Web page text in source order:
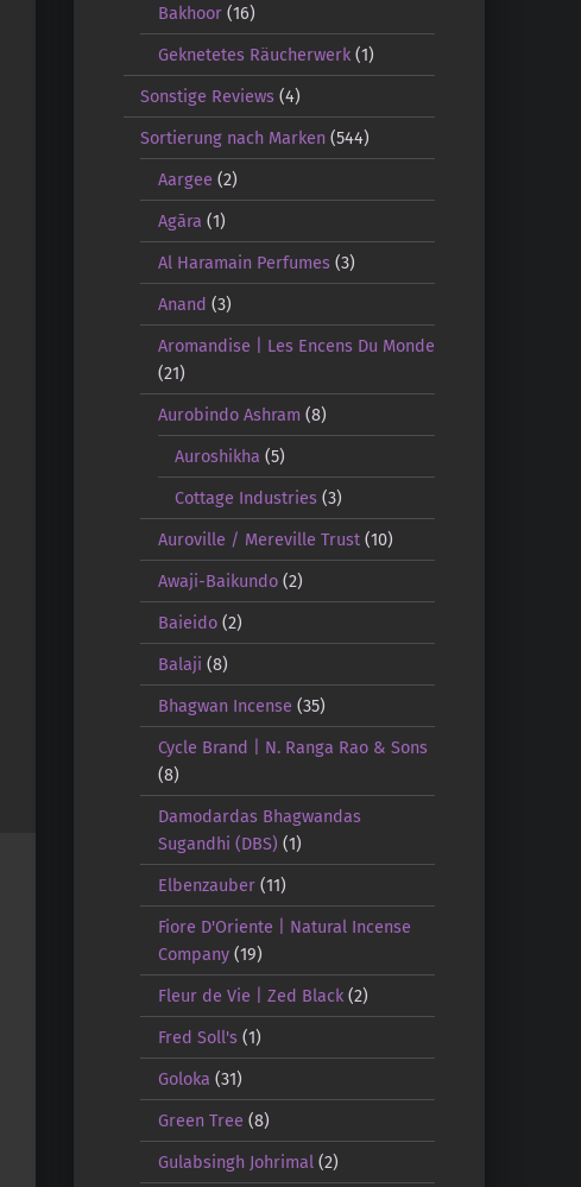
Bakhoor(16)
Geknetetes Räucherwerk(1)
Sonstige Reviews (4)
Sortierung nach Marken (544)
Aargee (2)
Agāra (1)
Al Haramain Perfumes(3)
Anand (3)
Aromandise | Les Encens Du Monde
(21)
Aurobindo Ashram (8)
Auroshikha (5)
Cottage Industries (3)
Auroville / Mereville Trust(10)
Awaji-Baikundo(2)
Baieido(2)
Balaji (8)
Bhagwan Incense (35)
Cycle Brand | N. Ranga Rao & Sons
(8)
Damodardas Bhagwandas
Sugandhi (DBS) (1)
Elbenzauber(11)
Fiore D'Oriente | Natural Incense
Company(19)
Fleur de Vie | Zed Black(2)
Fred Soll's(1)
Goloka (31)
Green Tree (8)
Gulabsingh Johrimal (2)